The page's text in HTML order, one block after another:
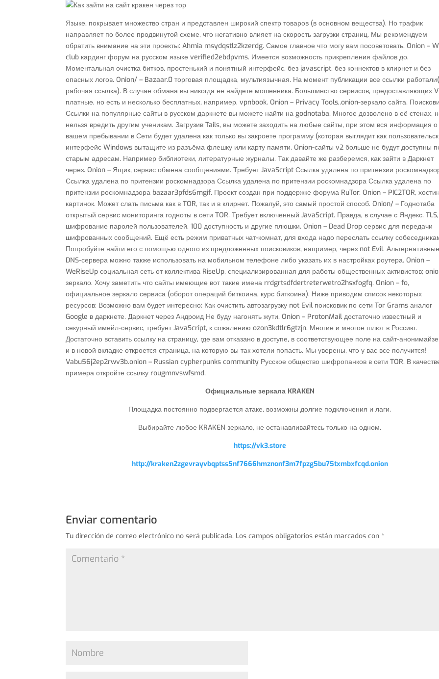
Языке, покрывает множество стран и представлен широкий спектр товаров (в основном вещества). Но трафик
направляет по более продвинутой схеме, что негативно влияет на скорость загрузки страниц. Мы рекомендуем
обратить внимание на эти проекты: Ahmia msydqstlz2kzerdg. Самое главное что могу вам посоветовать. Onion –
club кардинг форум на русском языке verified2ebdpvms. Имеется возможность прикрепления файлов до.
Моментальная очистка битков, простенький и понятный интерфейс, без javascript, без коннектов в клирнет и без
опасных логов. Onion/ – Bazaar.0 торговая площадка, мультиязычная. На момент публикации все ссылки
рабочая ссылка). В случае обмана вы никогда не найдете мошенника. Большинство сервисов, предоставляющих
платные, но есть и несколько бесплатных, например, vpnbook. Onion – Privacy Tools,.onion-зеркало сайта.
Ссылки на популярные сайты в русском даркнете вы можете найти на godnotaba. Многое дозволено в её стенах,
нельзя вредить другим ученикам. Загрузив Tails, вы можете заходить на любые сайты, при этом вся информация о
вашем пребывании в Сети будет удалена как только вы закроете программу (которая выглядит как
интерфейс Windows вытащите из разъёма флешку или карту памяти. Onion-сайты v2 больше не будут доступны
старым адресам. Например библиотеки, литературные журналы. Так давайте же разберемся, как зайти в Даркнет
через. Onion – Ящик, сервис обмена сообщениями. Требует JavaScript Ссылка удалена по притензии
Ссылка удалена по притензии роскомнадзора Ссылка удалена по притензии роскомнадзора Ссылка удалена по
притензии роскомнадзора bazaar3pfds6mgif. Проект создан при поддержке форума RuTor. Onion – PIC2TOR,
картинок. Может слать письма как в TOR, так и в клирнет. Пожалуй, это самый простой способ. Onion/ – Годнотаба
открытый сервис мониторинга годноты в сети TOR. Требует включенный JavaScript. Правда, в случае с Яндекс. TLS,
шифрование паролей пользователей, 100 доступность и другие плюшки. Onion – Dead Drop сервис для передачи
шифрованных сообщений. Ещё есть режим приватных чат-комнат, для входа надо переслать ссылку
Попробуйте найти его с помощью одного из предложенных поисковиков, например, через not Evil. Альтернативные
DNS-сервера можно также использовать на мобильном телефоне либо указать их в настройках роутера. Onion –
WeRiseUp социальная сеть от коллектива RiseUp, специализированная для работы общественных активистов;
зеркало. Хочу заметить что сайты имеющие вот такие имена rrdgrtsdfdertreterwetro2hsxfogfq. Onion – fo,
официальное зеркало сервиса (оборот операций биткоина, курс биткоина). Ниже приводим список некоторых
ресурсов: Возможно вам будет интересно: Как очистить автозагрузку not Evil поисковик по сети Tor Grams аналог
Google в даркнете. Даркнет через Андроид Не буду нагонять жути. Onion – ProtonMail достаточно известный и
секурный имейл-сервис, требует JavaScript, к сожалению ozon3kdtlr6gtzjn. Многие и многое шлют в Россию.
Достаточно вставить ссылку на страницу, где вам отказано в доступе, в соответствующее поле на сайт-
и в новой вкладке откроется страница, на которую вы так хотели попасть. Мы уверены, что у вас все получится!
Vabu56j2ep2rwv3b.onion – Russian cypherpunks community Русское общество шифропанков в сети TOR. В
примера откройте ссылку rougmnvswfsmd.
Официальные зеркала KRAKEN
Площадка постоянно подвергается атаке, возможны долгие подключения и лаги.
Выбирайте любое KRAKEN зеркало, не останавливайтесь только на одном.
https://vk3.store
http://kraken2zgevrayvbqptss5nf7666hmznonf3m7fpzg5bu75txmbxfcqd.onion
Enviar comentario
Tu dirección de correo electrónico no será publicada. Los campos obligatorios están marcados con*